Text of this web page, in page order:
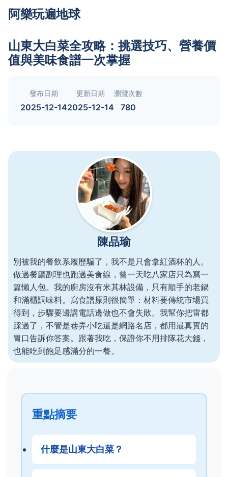
阿樂玩遍地球
山東大白菜全攻略：挑選技巧、營養價
值與美味食譜一次掌握
發布日期
2025-12-14
更新日期
2025-12-14
瀏覽次數
780
陳品瑜
別被我的餐飲系履歷騙了，我不是只會拿紅酒杯的人。
做過餐廳副理也跑過美食線，曾一天吃八家店只為寫一
篇懶人包。我的廚房沒有米其林設備，只有順手的老鍋
和滿櫃調味料。寫食譜原則很簡單：材料要傳統市場買
得到，步驟要邊講電話邊做也不會失敗。我幫你把雷都
踩過了，不管是巷弄小吃還是網路名店，都用最真實的
胃口告訴你答案。跟著我吃，保證你不用排隊花大錢，
也能吃到飽足感滿分的一餐。
重點摘要
什麼是山東大白菜？